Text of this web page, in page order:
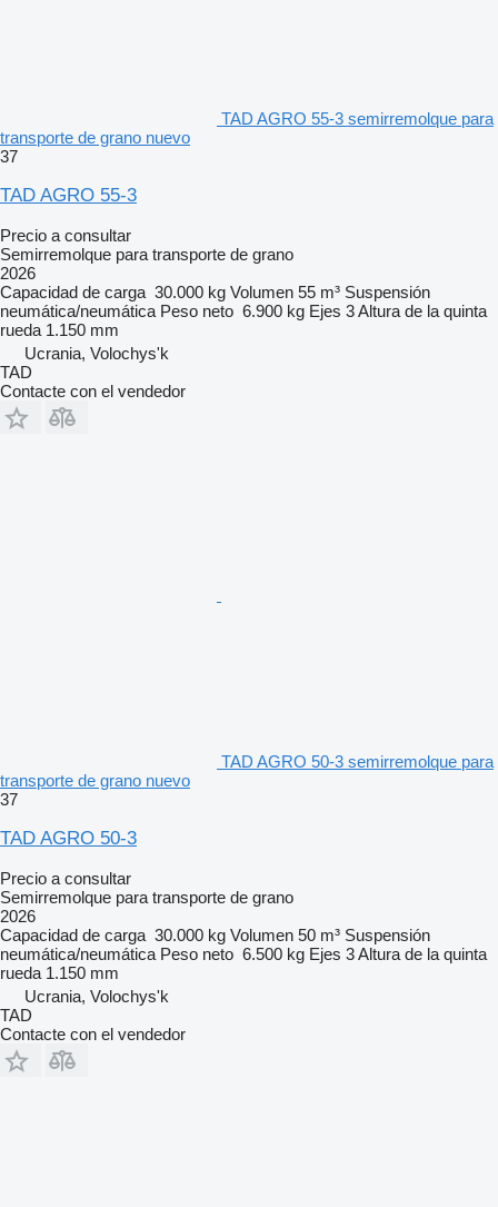
TAD AGRO 55-3 semirremolque para
transporte de grano nuevo
37
TAD AGRO 55-3
Precio a consultar
Semirremolque para transporte de grano
2026
Capacidad de carga 30.000 kg Volumen 55 m³ Suspensión
neumática/neumática Peso neto 6.900 kg Ejes 3Altura de la quinta
rueda 1.150 mm
Ucrania, Volochys'k
TAD
Contacte con el vendedor
TAD AGRO 50-3 semirremolque para
transporte de grano nuevo
37
TAD AGRO 50-3
Precio a consultar
Semirremolque para transporte de grano
2026
Capacidad de carga 30.000 kg Volumen 50 m³ Suspensión
neumática/neumática Peso neto 6.500 kg Ejes 3Altura de la quinta
rueda 1.150 mm
Ucrania, Volochys'k
TAD
Contacte con el vendedor